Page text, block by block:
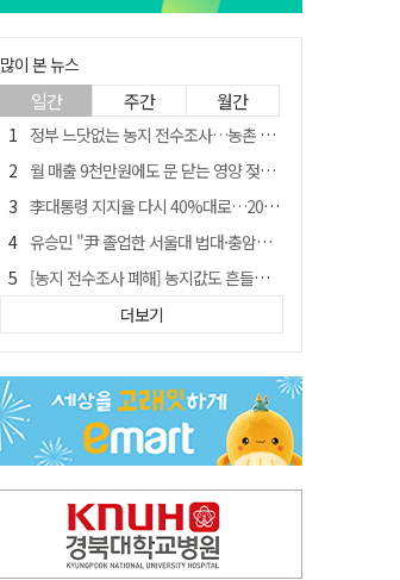
많이 본 뉴스
일간 주간 월간
정부 느닷없는 농지 전수조사…농촌 들쑤시는 '경자유전'의 칼날
월 매출 9천만원에도 문 닫는 영양 젖소농장… "일할 사람이 없어"
李대통령 지지율 다시 40%대로…20대는 18.8%p 급락
유승민 "尹 졸업한 서울대 법대·충암고도 없애야"…李 육사 통합 직격
[농지 전수조사 폐해] 농지값도 흔들리나…"도지 막히면 헐값 매물 나올 수도"
[농지 전수조사 폐해] '쌀 받고 논 내 준' 도지농 이제 어쩌나?
국민 51.9% "李 대통령 재판 재개 필요하다"
경북 영천시, 9월부터 11월까지 반값 여행 혜택 제공
아쉬운 태클
더보기